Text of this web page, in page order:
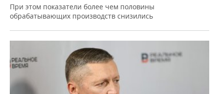
При этом показатели более чем половины
обрабатывающих производств снизились